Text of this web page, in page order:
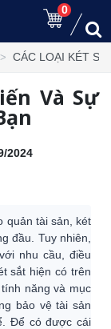
0
CÁC LOẠI KÉT
Và Sự
2024
quản tài sản, két
đầu. Tuy nhiên,
nhu cầu, điều
sắt hiện có trên
năng và mục
bảo vệ tài sản
Để có được cái